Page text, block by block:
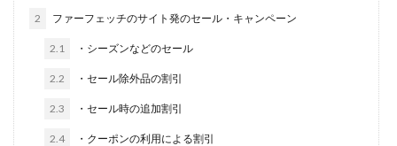
2 ファーフェッチのサイト発のセール・キャンペーン
2.1 ・シーズンなどのセール
2.2 ・セール除外品の割引
2.3 ・セール時の追加割引
2.4 ・クーポンの利用による割引